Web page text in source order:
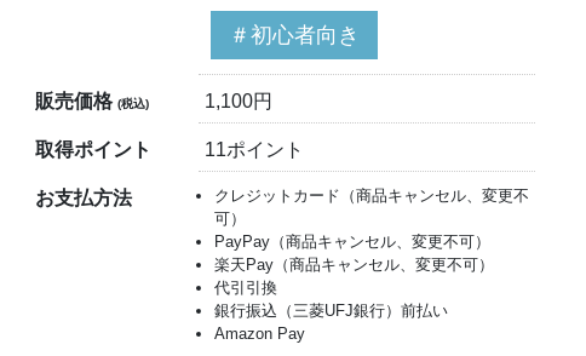
＃初心者向き
販売価格(税込) 1,100円
取得ポイント 11ポイント
お支払方法
クレジットカード（商品キャンセル、変更不
可）
PayPay（商品キャンセル、変更不可）
楽天Pay（商品キャンセル、変更不可）
代引引換
銀行振込（三菱UFJ銀行）前払い
Amazon Pay